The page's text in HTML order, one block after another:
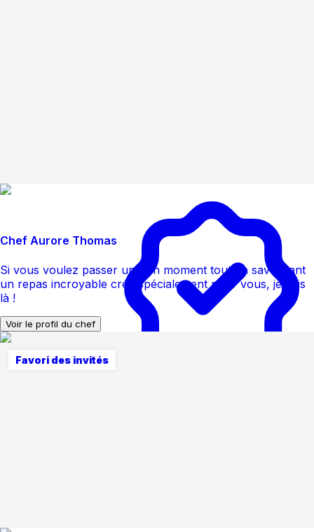
Chef Aurore Thomas
Si vous voulez passer un bon moment tout en savourant
un repas incroyable créé spécialement pour vous, je suis
là !
Voir le profil du chef
Favori des invités